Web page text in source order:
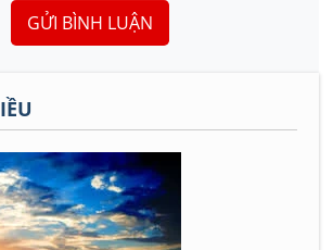
GỬI BÌNH LUẬN